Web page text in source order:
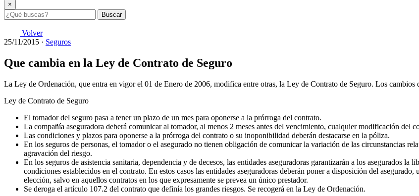
×
Buscar
Volver
25/11/2015 · Seguros
Que cambia en la Ley de Contrato de Seguro
La Ley de Ordenación, que entra en vigor el 01 de Enero de 2006, modifica entre otras, la Ley de Contrato de Seguro. Los cambios
Ley de Contrato de Seguro
El tomador del seguro pasa a tener un plazo de un mes para oponerse a la prórroga del contrato.
La compañía aseguradora deberá comunicar al tomador, al menos 2 meses antes del vencimiento, cualquier modificación del
Las condiciones y plazos para oponerse a la prórroga del contrato o su inoponibilidad deberán destacarse en la póliza.
En los seguros de personas, el tomador o el asegurado no tienen obligación de comunicar la variación de las circunstancias
agravación del riesgo.
En los seguros de asistencia sanitaria, dependencia y de decesos, las entidades aseguradoras garantizarán a los asegurados
condiciones establecidos en el contrato. En estos casos las entidades aseguradoras deberán poner a disposición del
elección, salvo en aquellos contratos en los que expresamente se prevea un único prestador.
Se deroga el artículo 107.2 del contrato que definía los grandes riesgos. Se recogerá en la Ley de Ordenación.